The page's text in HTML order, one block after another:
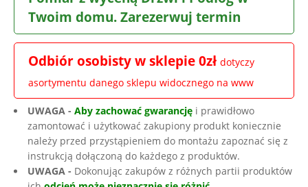
Twoim domu. Zarezerwuj termin
Odbiór osobisty w sklepie 0zł dotyczy
asortymentu danego sklepu widocznego na www
UWAGA - Aby zachować gwarancję i prawidłowo
zamontować i użytkować zakupiony produkt koniecznie
należy przed przystąpieniem do montażu zapoznać się z
instrukcją dołączoną do każdego z produktów.
UWAGA - Dokonując zakupów z różnych partii produktów